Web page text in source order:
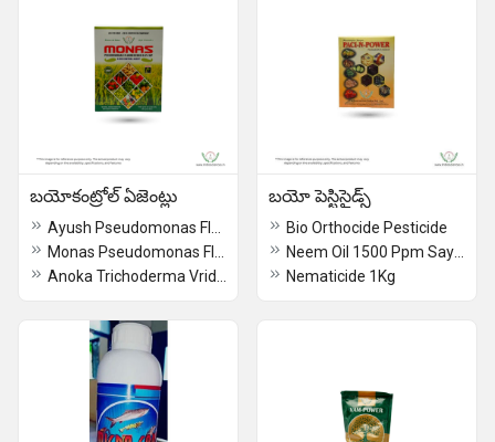
బయోకంట్రోల్ ఏజెంట్లు బయో పెస్టిసైడ్స్
Bio Orthocide Pesticide
Nematicide 1Kg